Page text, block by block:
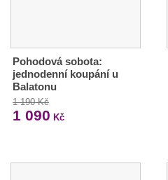
Pohodová sobota:
jednodenní koupání u
Balatonu
1 190 Kč
1 090 Kč